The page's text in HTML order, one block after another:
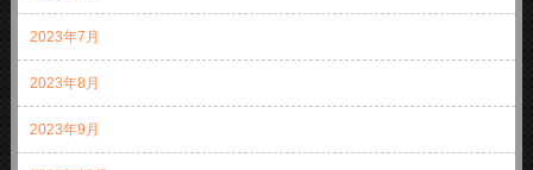
2023年7月
2023年8月
2023年9月